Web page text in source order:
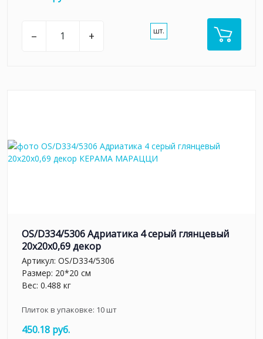
– + шт.
OS/D334/5306 Адриатика 4 серый глянцевый
20x20x0,69 декор
Артикул: OS/D334/5306
Размер: 20*20 см
Вес: 0.488 кг
Плиток в упаковке: 10шт
450.18 руб.